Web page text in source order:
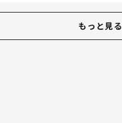
もっと見る